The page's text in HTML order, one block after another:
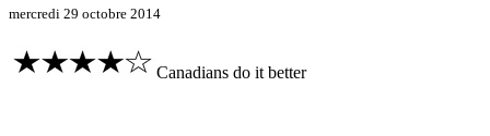
mercredi 29 octobre 2014
Canadians do it better